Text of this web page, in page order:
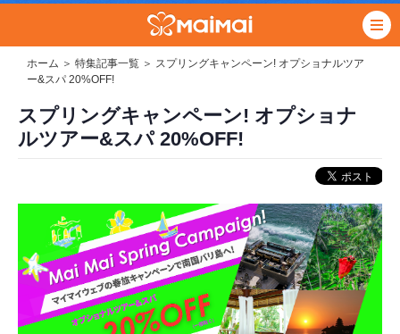
ホーム ＞ 特集記事一覧 ＞ スプリングキャンペーン! オプショナルツア
ー&スパ 20%OFF!
スプリングキャンペーン! オプショナ
ルツアー&スパ 20%OFF!